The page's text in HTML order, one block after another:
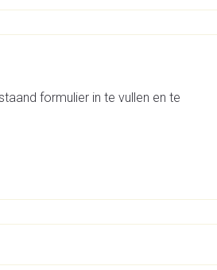
formulier in te vullen en te